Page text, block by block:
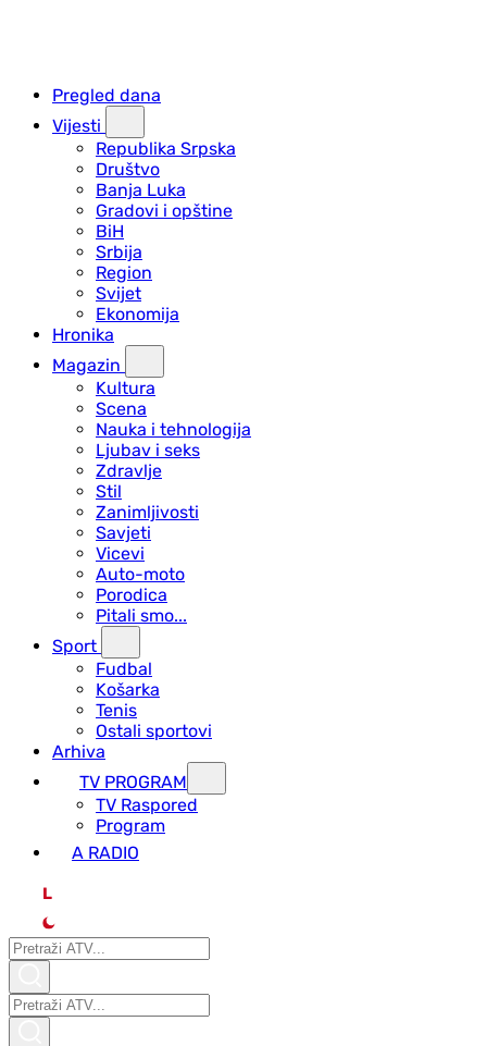
Pregled dana
Vijesti
Republika Srpska
Društvo
Banja Luka
Gradovi i opštine
BiH
Srbija
Region
Svijet
Ekonomija
Hronika
Magazin
Kultura
Scena
Nauka i tehnologija
Ljubav i seks
Zdravlje
Stil
Zanimljivosti
Savjeti
Vicevi
Auto-moto
Porodica
Pitali smo...
Sport
Fudbal
Košarka
Tenis
Ostali sportovi
Arhiva
TV PROGRAM
ТV Raspored
Program
A RADIO
L